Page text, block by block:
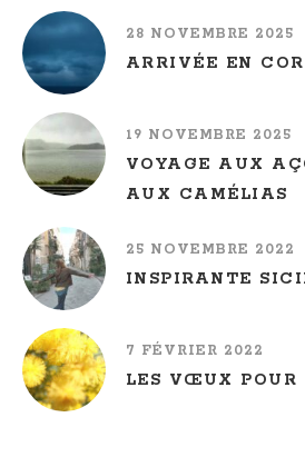
28 NOVEMBRE 2025
ARRIVÉE EN
19 NOVEMBRE 2025
VOYAGE AUX
AUX CAMÉLIAS
25 NOVEMBRE 2022
INSPIRANTE
7 FÉVRIER 2022
LES VŒUX POUR